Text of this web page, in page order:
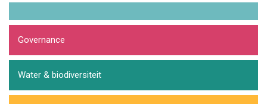
Governance
Water & biodiversiteit